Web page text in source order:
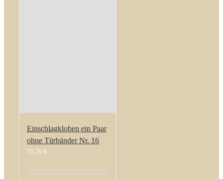
Einschlagkloben ein Paar
ohne Türbänder Nr. 16
35,70 €